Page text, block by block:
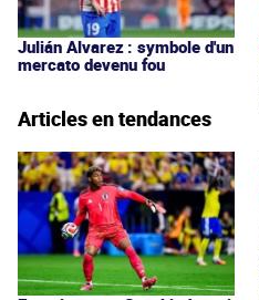
Julián Alvarez : symbole d'un
mercato devenu fou
Articles en tendances